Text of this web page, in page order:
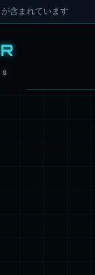
含まれています